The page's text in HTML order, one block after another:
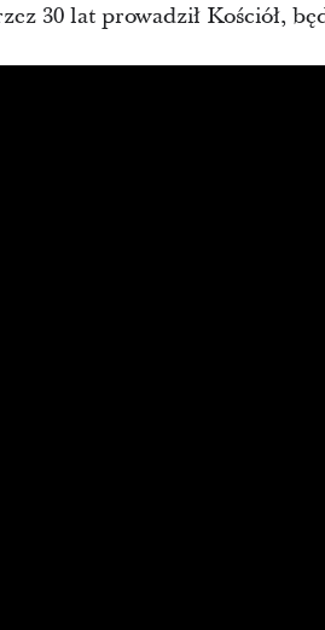
30 lat prowadził Kościół,